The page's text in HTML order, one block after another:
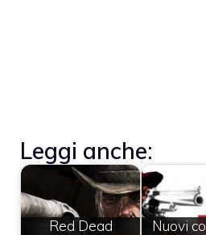
Leggi anche:
Red Dead
Nuovi